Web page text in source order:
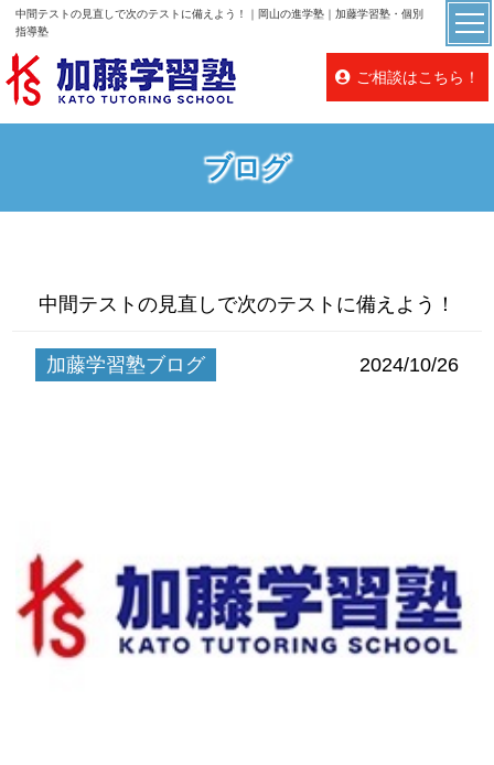
中間テストの見直しで次のテストに備えよう！｜岡山の進学塾｜加藤学習塾・個別
指導塾
ご相談はこちら！
ブログ
中間テストの見直しで次のテストに備えよう！
加藤学習塾ブログ 2024/10/26